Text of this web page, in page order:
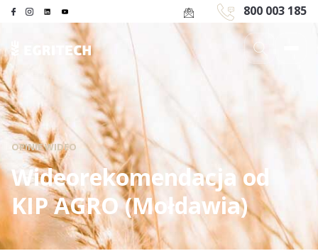
800 003 185
OPINIE WIDEO
Wideorekomendacja od
KIP AGRO (Mołdawia)